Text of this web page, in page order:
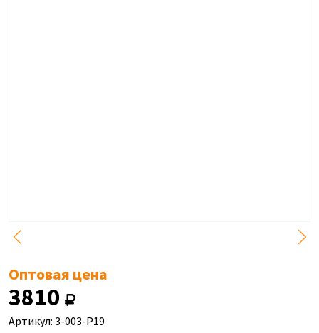
Оптовая цена
3810
Артикул: 3-003-P19